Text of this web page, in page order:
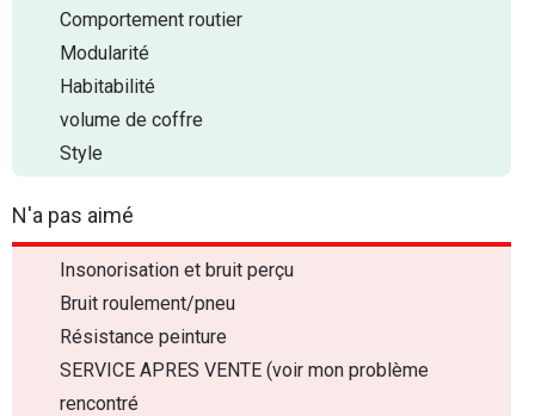
Comportement routier
Modularité
Habitabilité
volume de coffre
Style
N'a pas aimé
Insonorisation et bruit perçu
Bruit roulement/pneu
Résistance peinture
SERVICE APRES VENTE (voir mon problème
rencontré